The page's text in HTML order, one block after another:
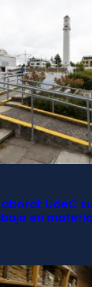
UdeC
en